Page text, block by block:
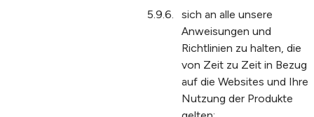
sich an alle unsere
Anweisungen und
Richtlinien zu halten, die
von Zeit zu Zeit in Bezug
auf die Websites und Ihre
Nutzung der Produkte